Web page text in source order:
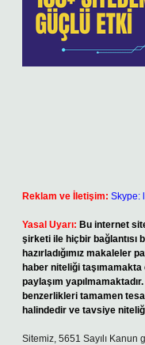
Reklam ve İletişim: Skype:
Yasal Uyarı: Bu internet
şirketi ile hiçbir bağlantısı
hazırladığımız makaleler
haber niteliği
paylaşım
benzerlikleri tamamen
halindedir ve tavsiye
Sitemiz, 5651 Sayılı